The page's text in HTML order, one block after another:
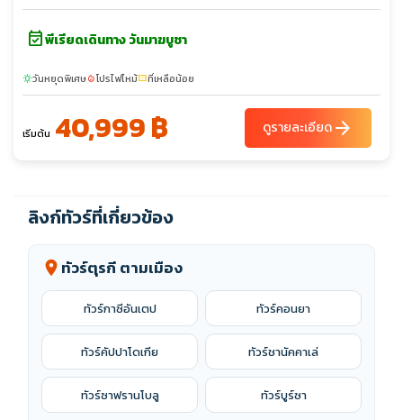
event_availableพีเรียดเดินทาง วันมาฆบูชา
sunnyวันหยุดพิเศษlocal_fire_departmentโปรไฟไหม้confirmation_numberที่เหลือน้อย
เริ่มต้น 40,999 ฿ ดูรายละเอียดarrow_forward
ลิงก์ทัวร์ที่เกี่ยวข้อง
location_on ทัวร์ตุรกี ตามเมือง
ทัวร์กาซีอันเตป ทัวร์คอนยา
ทัวร์คัปปาโดเกีย ทัวร์ชานัคคาเล่
ทัวร์ซาฟรานโบลู ทัวร์บูร์ซา